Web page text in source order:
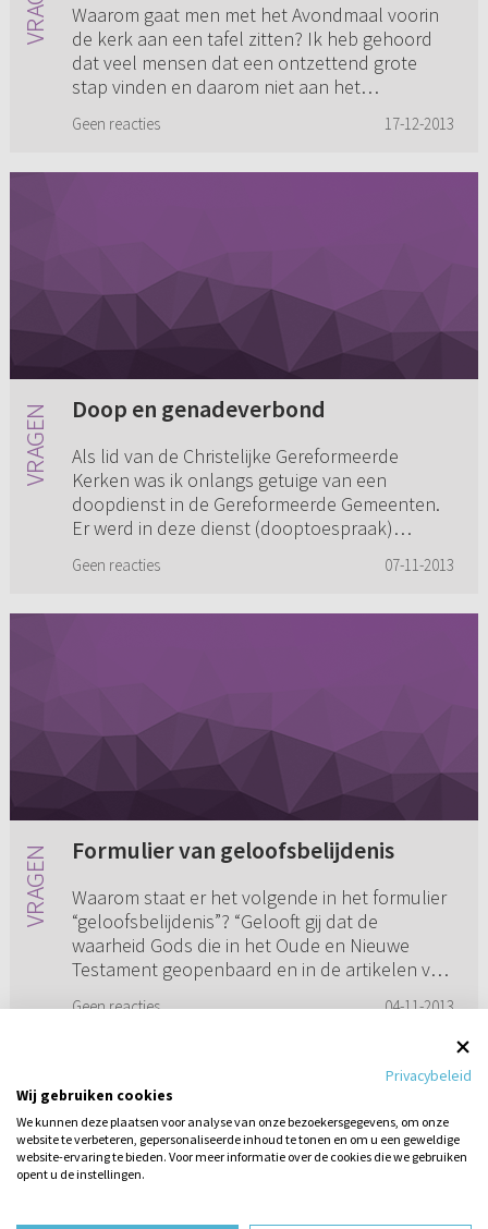
Waarom gaat men met het Avondmaal voorin
de kerk aan een tafel zitten? Ik heb gehoord
dat veel mensen dat een ontzettend grote
stap vinden en daarom niet aan het
Geen reacties 17-12-2013
Doop en genadeverbond
Als lid van de Christelijke Gereformeerde
Kerken was ik onlangs getuige van een
doopdienst in de Gereformeerde Gemeenten.
Er werd in deze dienst (dooptoespraak)
Geen reacties 07-11-2013
Formulier van geloofsbelijdenis
Waarom staat er het volgende in het formulier
“geloofsbelijdenis”? “Gelooft gij dat de
waarheid Gods die in het Oude en Nieuwe
Testament geopenbaard en in de artikelen van
Geen reacties 04-11-2013
1 2 3
Privacybeleid
Wij gebruiken cookies
We kunnen deze plaatsen voor analyse van onze bezoekersgegevens, om onze
website te verbeteren, gepersonaliseerde inhoud te tonen en om u een geweldige
website-ervaring te bieden. Voor meer informatie over de cookies die we gebruiken
opent u de instellingen.